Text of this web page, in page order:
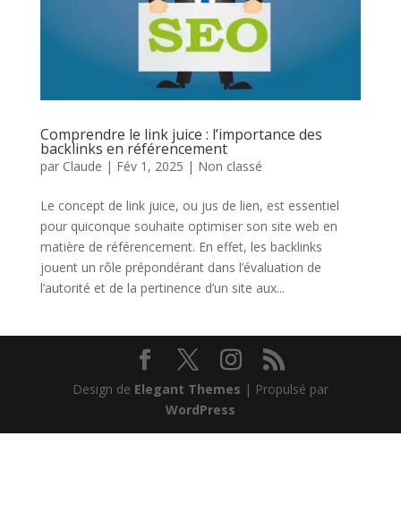
Comprendre le link juice : l’importance des
backlinks en référencement
par Claude | Fév 1, 2025 | Non classé
Le concept de link juice, ou jus de lien, est essentiel
pour quiconque souhaite optimiser son site web en
matière de référencement. En effet, les backlinks
jouent un rôle prépondérant dans l’évaluation de
l’autorité et de la pertinence d’un site aux...
Design de Elegant Themes | Propulsé par
WordPress